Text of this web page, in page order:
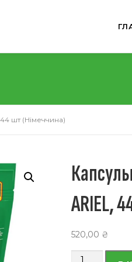
шт (Німеччина)
ARIEL,
520,00 ₴
Количество